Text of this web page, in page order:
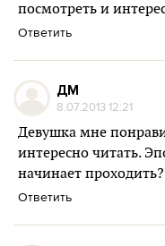
посмотреть и
Ответить
ДМ
8.07.2013 12:21
Девушка мне
интересно читать.
начинает проходить?
Ответить